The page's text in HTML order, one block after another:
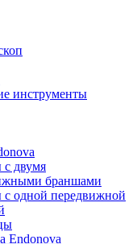
инструменты
двумя
браншами
одной передвижной
Endonova